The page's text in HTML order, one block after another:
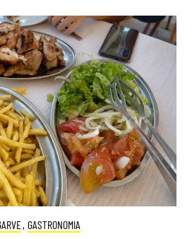
, GASTRONOMIA